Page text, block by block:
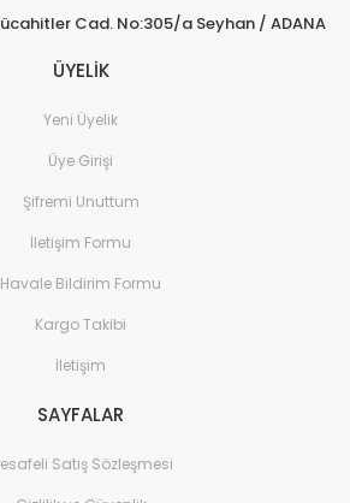
Cad. No:305/a Seyhan / ADANA
ÜYELİK
Yeni Üyelik
Üye Girişi
Şifremi Unuttum
İletişim Formu
Havale Bildirim Formu
Kargo Takibi
İletişim
SAYFALAR
Satış Sözleşmesi